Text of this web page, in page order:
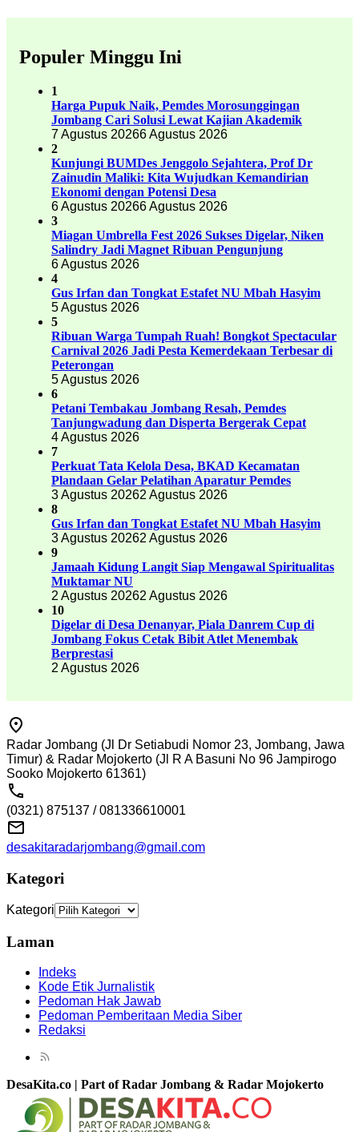
Populer Minggu Ini
1
Harga Pupuk Naik, Pemdes Morosunggingan
Jombang Cari Solusi Lewat Kajian Akademik
7 Agustus 20266 Agustus 2026
2
Kunjungi BUMDes Jenggolo Sejahtera, Prof Dr
Zainudin Maliki: Kita Wujudkan Kemandirian
Ekonomi dengan Potensi Desa
6 Agustus 20266 Agustus 2026
3
Miagan Umbrella Fest 2026 Sukses Digelar, Niken
Salindry Jadi Magnet Ribuan Pengunjung
6 Agustus 2026
4
Gus Irfan dan Tongkat Estafet NU Mbah Hasyim
5 Agustus 2026
5
Ribuan Warga Tumpah Ruah! Bongkot Spectacular
Carnival 2026 Jadi Pesta Kemerdekaan Terbesar di
Peterongan
5 Agustus 2026
6
Petani Tembakau Jombang Resah, Pemdes
Tanjungwadung dan Disperta Bergerak Cepat
4 Agustus 2026
7
Perkuat Tata Kelola Desa, BKAD Kecamatan
Plandaan Gelar Pelatihan Aparatur Pemdes
3 Agustus 20262 Agustus 2026
8
Gus Irfan dan Tongkat Estafet NU Mbah Hasyim
3 Agustus 20262 Agustus 2026
9
Jamaah Kidung Langit Siap Mengawal Spiritualitas
Muktamar NU
2 Agustus 20262 Agustus 2026
10
Digelar di Desa Denanyar, Piala Danrem Cup di
Jombang Fokus Cetak Bibit Atlet Menembak
Berprestasi
2 Agustus 2026
Radar Jombang (Jl Dr Setiabudi Nomor 23, Jombang, Jawa
Timur) & Radar Mojokerto (Jl R A Basuni No 96 Jampirogo
Sooko Mojokerto 61361)
(0321) 875137 / 081336610001
desakitaradarjombang@gmail.com
Kategori
Kategori
Laman
Indeks
Kode Etik Jurnalistik
Pedoman Hak Jawab
Pedoman Pemberitaan Media Siber
Redaksi
DesaKita.co | Part of Radar Jombang & Radar Mojokerto